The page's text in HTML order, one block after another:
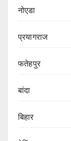
नोएडा
प्रयागराज
फतेहपुर
बांदा
बिहार